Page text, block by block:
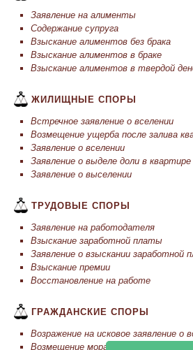
Заявление на алименты
Содержание супруга
Взыскание алиментов без брака
Взыскание алиментов в браке
Взыскание алиментов в твердой
ЖИЛИЩНЫЕ СПОРЫ
Встречное заявление о вселении
Возмещение ущерба после залива
Заявление о вселении
Заявление о выделе доли в квартире
Заявление о выселении
ТРУДОВЫЕ СПОРЫ
Заявление на работодателя
Взыскание заработной платы
Заявление о взыскании заработной
Взыскание премии
Восстановление на работе
ГРАЖДАНСКИЕ СПОРЫ
Возражение на исковое заявление о
Возмещение моральное вреда